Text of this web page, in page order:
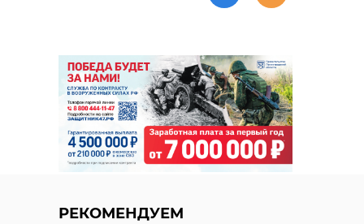
РЕКОМЕНДУЕМ